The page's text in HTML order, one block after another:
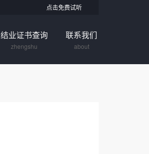
点击免费试听
结业证书查询
zhengshu
联系我们
about